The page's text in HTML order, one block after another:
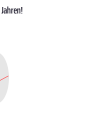
Jahren!